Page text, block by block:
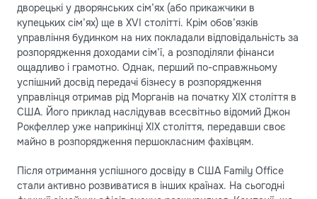
дворецькі у дворянських сім’ях (або прикажчики в
купецьких сім’ях) ще в XVI столітті. Крім обов’язків
управління будинком на них покладали відповідальність за
розпорядження доходами сім’ї, а розподіляли фінанси
ощадливо і грамотно. Однак, перший по-справжньому
успішний досвід передачі бізнесу в розпорядження
управлінця отримав рід Морганів на початку XIX століття в
США. Його приклад наслідував всесвітньо відомий Джон
Рокфеллер уже наприкінці XIX століття, передавши своє
майно в розпорядження першокласним фахівцям.
Після отримання успішного досвіду в США Family Office
стали активно розвиватися в інших країнах. На сьогодні